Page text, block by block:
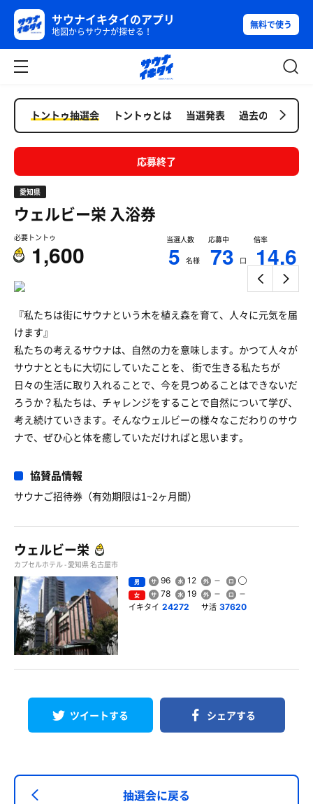
サウナイキタイのアプリ
地図からサウナが探せる！
無料で使う
トントゥ抽選会 トントゥとは 当選発表 過去の抽選会
応募終了
愛知県
ウェルビー栄入浴券
必要トントゥ
1,600
当選人数
5 名様
応募中
73 口
倍率
14.6
『私たちは街にサウナという木を植え森を育て、人々に元気を届
けます』
私たちの考えるサウナは、自然の力を意味します。かつて人々が
サウナとともに大切にしていたことを、 街で生きる私たちが
日々の生活に取り入れることで、今を見つめることはできないだ
ろうか？私たちは、チャレンジをすることで自然について学び、
考え続けていきます。そんなウェルビーの様々なこだわりのサウ
ナで、ぜひ心と体を癒していただければと思います。
協賛品情報
サウナご招待券（有効期限は1~2ヶ月間）
ウェルビー栄
カプセルホテル - 愛知県 名古屋市
男 96 12
女 78 19
イキタイ 24272 サ活 37620
ツイートする シェアする
抽選会に戻る